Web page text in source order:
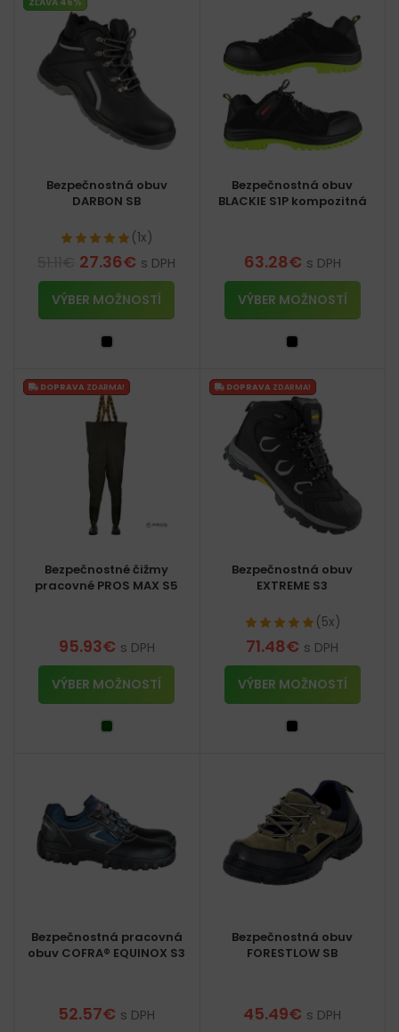
Bezpečnostná obuv
DARBON SB
(1x)
27.36€ s DPH
VÝBER MOŽNOSTÍ
Bezpečnostná obuv
BLACKIE S1P kompozitná
63.28€ s DPH
VÝBER MOŽNOSTÍ
DOPRAVA ZDARMA!
Bezpečnostné čižmy
pracovné PROS MAX S5
95.93€ s DPH
VÝBER MOŽNOSTÍ
DOPRAVA ZDARMA!
Bezpečnostná obuv
EXTREME S3
(5x)
71.48€ s DPH
VÝBER MOŽNOSTÍ
Bezpečnostná pracovná
obuv COFRA® EQUINOX S3
52.57€ s DPH
Bezpečnostná obuv
FORESTLOW SB
45.49€ s DPH